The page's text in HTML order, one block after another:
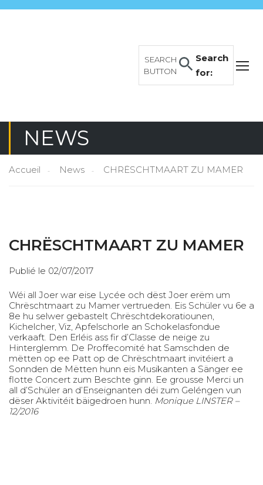
Search
for:
SEARCH
BUTTON
NEWS
Accueil News CHRËSCHTMAART ZU MAMER
CHRËSCHTMAART ZU MAMER
Publié le 02/07/2017
Wéi all Joer war eise Lycée och dëst Joer erëm um
Chrëschtmaart zu Mamer vertrueden. Eis Schüler vu 6e a
8e hu selwer gebastelt Chrëschtdekoratiounen,
Kichelcher, Viz, Apfelschorle an Schokelasfondue
verkaaft. Den Erléis ass fir d’Classe de neige zu
Hinterglemm. De Proffecomité hat Samschden de
mëtten op ee Patt op de Chrëschtmaart invitéiert a
Sonnden de Mëtten hunn eis Musikanten a Sänger ee
flotte Concert zum Beschte ginn. Ee grousse Merci un
all d’Schüler an d’Enseignanten déi zum Geléngen vun
dëser Aktivitéit bäigedroen hunn. Monique LINSTER –
12/2016